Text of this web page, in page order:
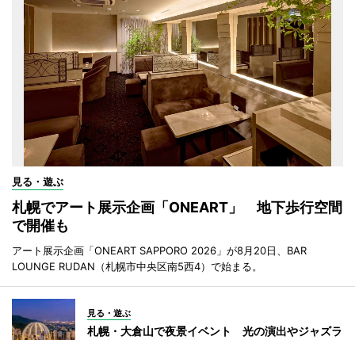
見る・遊ぶ
札幌でアート展示企画「ONEART」 地下歩行空間
で開催も
アート展示企画「ONEART SAPPORO 2026」が8月20日、BAR
LOUNGE RUDAN（札幌市中央区南5西4）で始まる。
見る・遊ぶ
札幌・大倉山で夜景イベント 光の演出やジャズラ